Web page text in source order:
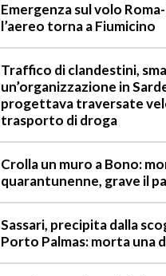
Emergenza sul volo
l’aereo torna a Fiumicino
Traffico di clandestini,
un’organizzazione in
progettava traversate
trasporto di droga
Crolla un muro a Bono:
quarantunenne, grave il
Sassari, precipita dalla
Porto Palmas: morta una